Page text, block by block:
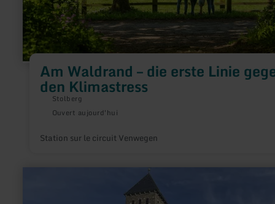
Am Waldrand – die erste Linie
den Klimastress
Stolberg
Ouvert aujourd'hui
Station sur le circuit Venwegen